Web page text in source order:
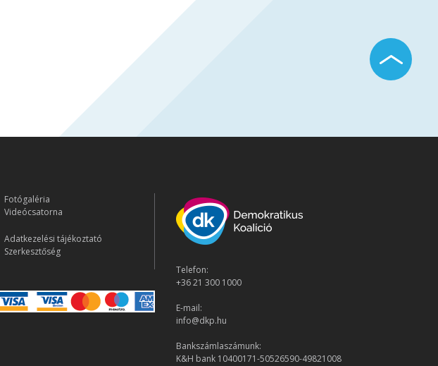
Fotógaléria
Videócsatorna
Adatkezelési tájékoztató
Szerkesztőség
Telefon:
+36 21 300 1000
E-mail:
info@dkp.hu
Bankszámlaszámunk:
K&H bank 10400171-50526590-49821008